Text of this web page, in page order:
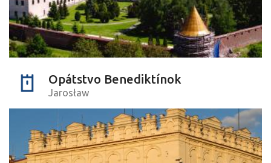
Opátstvo Benediktínok
Jarosław